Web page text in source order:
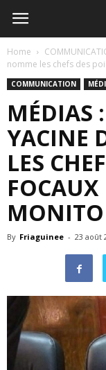
Home
nomme les chefs des
COMMUNICATION
MÉDIAS
YACINE
LES
FOCAUX
By Friaguinee - 23 août